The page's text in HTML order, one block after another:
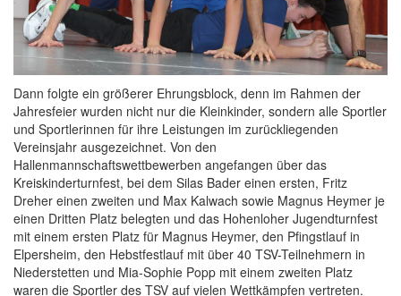
Dann folgte ein größerer Ehrungsblock, denn im Rahmen der
Jahresfeier wurden nicht nur die Kleinkinder, sondern alle Sportler
und Sportlerinnen für ihre Leistungen im zurückliegenden
Vereinsjahr ausgezeichnet. Von den
Hallenmannschaftswettbewerben angefangen über das
Kreiskinderturnfest, bei dem Silas Bader einen ersten, Fritz
Dreher einen zweiten und Max Kalwach sowie Magnus Heymer je
einen Dritten Platz belegten und das Hohenloher Jugendturnfest
mit einem ersten Platz für Magnus Heymer, den Pfingstlauf in
Elpersheim, den Hebstfestlauf mit über 40 TSV-Teilnehmern in
Niederstetten und Mia-Sophie Popp mit einem zweiten Platz
waren die Sportler des TSV auf vielen Wettkämpfen vertreten.